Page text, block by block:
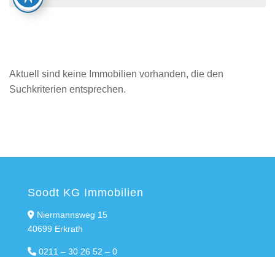
Aktuell sind keine Immobilien vorhanden, die den
Suchkriterien entsprechen.
Soodt KG Immobilien
Niermannsweg 15
40699 Erkrath
0211 – 30 26 52 – 0